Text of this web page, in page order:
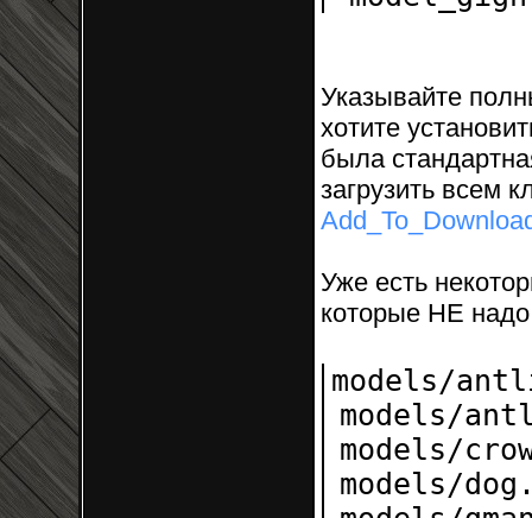
Указывайте
хотите
была
загрузить всем
Уже есть
которые НЕ надо
models/
models/
models/
models/